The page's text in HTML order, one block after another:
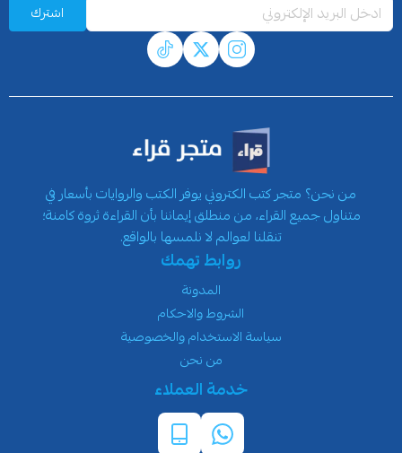
اشترك
من نحن؟ متجر كتب الكتروني يوفر الكتب والروايات بأسعار في
متناول جميع القراء، من منطلق إيماننا بأن القراءة ثروة كامنة؛
تنقلنا لعوالم لا نلمسها بالواقع.
روابط تهمك
المدونة
الشروط والاحكام
سياسة الاستخدام والخصوصية
من نحن
خدمة العملاء